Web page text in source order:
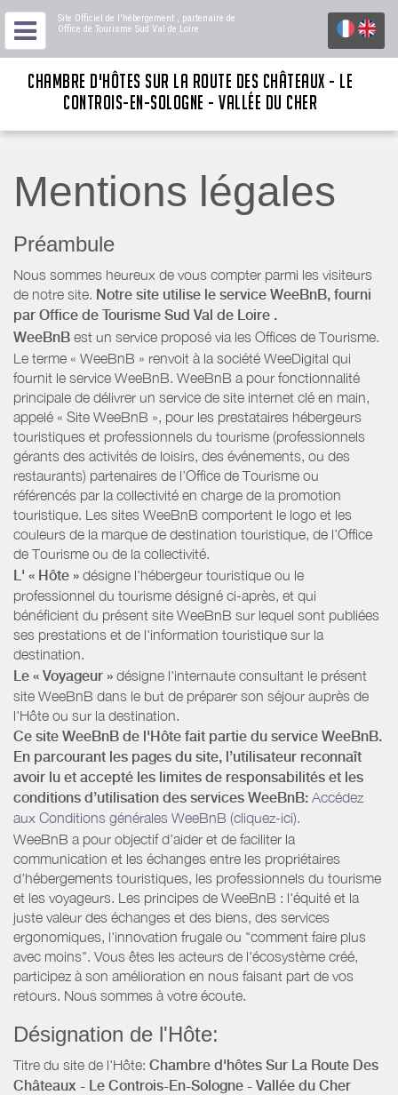
Site Officiel de l'hébergement , partenaire de
Office de Tourisme Sud Val de Loire
CHAMBRE D'HÔTES SUR LA ROUTE DES CHÂTEAUX - LE
CONTROIS-EN-SOLOGNE - VALLÉE DU CHER
Mentions légales
Préambule
Nous sommes heureux de vous compter parmi les visiteurs
de notre site. Notre site utilise le service WeeBnB, fourni
par Office de Tourisme Sud Val de Loire .
WeeBnB est un service proposé via les Offices de Tourisme.
Le terme « WeeBnB » renvoit à la société WeeDigital qui
fournit le service WeeBnB. WeeBnB a pour fonctionnalité
principale de délivrer un service de site internet clé en main,
appelé « Site WeeBnB », pour les prestataires hébergeurs
touristiques et professionnels du tourisme (professionnels
gérants des activités de loisirs, des événements, ou des
restaurants) partenaires de l’Office de Tourisme ou
référencés par la collectivité en charge de la promotion
touristique. Les sites WeeBnB comportent le logo et les
couleurs de la marque de destination touristique, de l’Office
de Tourisme ou de la collectivité.
L' « Hôte » désigne l'hébergeur touristique ou le
professionnel du tourisme désigné ci-après, et qui
bénéficient du présent site WeeBnB sur lequel sont publiées
ses prestations et de l'information touristique sur la
destination.
Le « Voyageur » désigne l'internaute consultant le présent
site WeeBnB dans le but de préparer son séjour auprès de
l'Hôte ou sur la destination.
Ce site WeeBnB de l'Hôte fait partie du service WeeBnB.
En parcourant les pages du site, l’utilisateur reconnaît
avoir lu et accepté les limites de responsabilités et les
conditions d’utilisation des services WeeBnB: Accédez
aux Conditions générales WeeBnB (cliquez-ici).
WeeBnB a pour objectif d’aider et de faciliter la
communication et les échanges entre les propriétaires
d'hébergements touristiques, les professionnels du tourisme
et les voyageurs. Les principes de WeeBnB : l'équité et la
juste valeur des échanges et des biens, des services
ergonomiques, l'innovation frugale ou "comment faire plus
avec moins". Vous êtes les acteurs de l'écosystème créé,
participez à son amélioration en nous faisant part de vos
retours. Nous sommes à votre écoute.
Désignation de l'Hôte:
Titre du site de l'Hôte: Chambre d'hôtes Sur La Route Des
Châteaux - Le Controis-En-Sologne - Vallée du Cher